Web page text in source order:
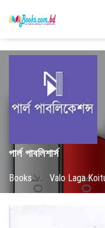
পার্ল পাবলিশার্স
Books / Valo Laga